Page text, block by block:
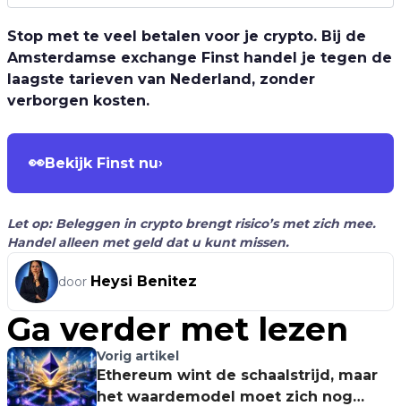
Stop met te veel betalen voor je crypto. Bij de
Amsterdamse exchange Finst handel je tegen de
laagste tarieven van Nederland, zonder
verborgen kosten.
👀Bekijk Finst nu›
Let op: Beleggen in crypto brengt risico’s met zich mee.
Handel alleen met geld dat u kunt missen.
door Heysi Benitez
Ga verder met lezen
Vorig artikel
Ethereum wint de schaalstrijd, maar
het waardemodel moet zich nog